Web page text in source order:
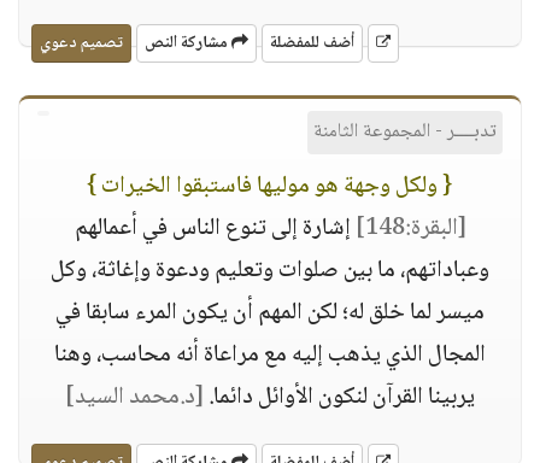
أضف للمفضلة مشاركة النص تصميم دعوي
تدبــــر - المجموعة الثامنة
{ ولكل وجهة هو موليها فاستبقوا الخيرات }
[البقرة:148]
إشارة إلى تنوع الناس في أعمالهم
وعباداتهم، ما بين صلوات وتعليم ودعوة وإغاثة، وكل
ميسر لما خلق له؛ لكن المهم أن يكون المرء سابقا في
المجال الذي يذهب إليه مع مراعاة أنه محاسب، وهنا
يربينا القرآن لنكون الأوائل دائما.[د.محمد السيد]